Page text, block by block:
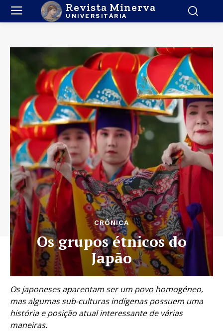
Revista Minerva
UNIVERSITÁRIA
CRÓNICA
Os grupos étnicos do
Japão
Os japoneses aparentam ser um povo homogéneo,
mas algumas sub-culturas indígenas possuem uma
história e posição atual interessante de várias
maneiras.